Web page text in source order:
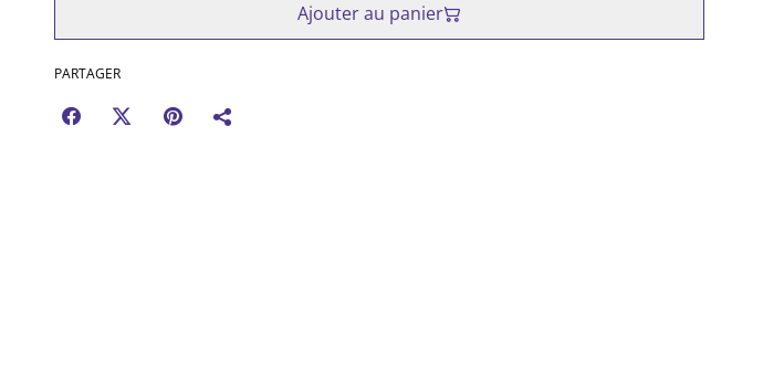
Ajouter au panier
PARTAGER